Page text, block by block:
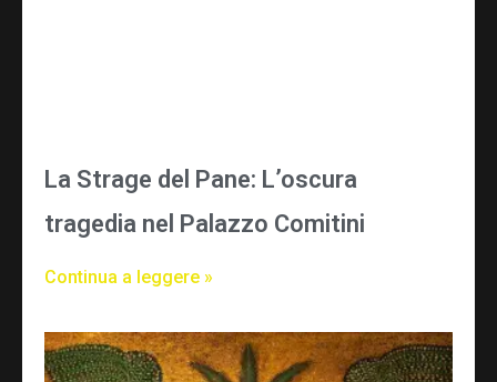
La Strage del Pane: L’oscura
tragedia nel Palazzo Comitini
Continua a leggere »